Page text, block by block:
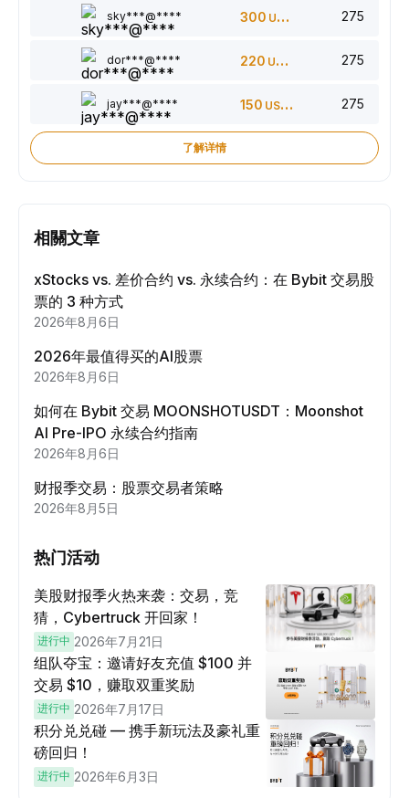
sky***@**** 300 USDT 275
dor***@**** 220 USDT 275
jay***@**** 150 USDT 275
了解详情
相關文章
xStocks vs. 差价合约 vs. 永续合约：在 Bybit 交易股
票的 3 种方式
2026年8月6日
2026年最值得买的AI股票
2026年8月6日
如何在 Bybit 交易 MOONSHOTUSDT：Moonshot
AI Pre-IPO 永续合约指南
2026年8月6日
财报季交易：股票交易者策略
2026年8月5日
热门活动
美股财报季火热来袭：交易，竞
猜，Cybertruck 开回家！
进行中 2026年7月21日
组队夺宝：邀请好友充值 $100 并
交易 $10，赚取双重奖励
进行中 2026年7月17日
积分兑兑碰 — 携手新玩法及豪礼重
磅回归！
进行中 2026年6月3日